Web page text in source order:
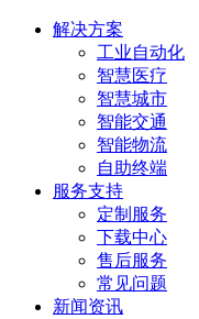
解决方案
工业自动化
智慧医疗
智慧城市
智能交通
智能物流
自助终端
服务支持
定制服务
下载中心
售后服务
常见问题
新闻资讯